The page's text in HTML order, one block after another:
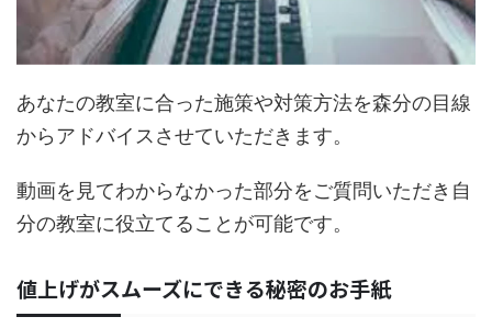
あなたの教室に合った施策や対策方法を森分の目線
からアドバイスさせていただきます。
動画を見てわからなかった部分をご質問いただき自
分の教室に役立てることが可能です。
値上げがスムーズにできる秘密のお手紙